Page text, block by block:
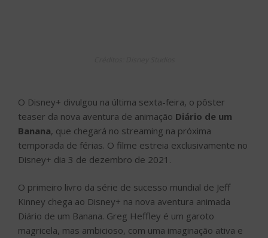
O Disney+ divulgou na última sexta-feira, o pôster
teaser da nova aventura de animação Diário de um
Banana, que chegará no streaming na próxima
temporada de férias. O filme estreia exclusivamente no
Disney+ dia 3 de dezembro de 2021.
O primeiro livro da série de sucesso mundial de Jeff
Kinney chega ao Disney+ na nova aventura animada
Diário de um Banana. Greg Heffley é um garoto
magricela, mas ambicioso, com uma imaginação ativa e